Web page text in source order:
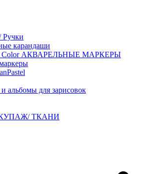
Ручки
карандаши
Color АКВАРЕЛЬНЫЕ МАРКЕРЫ
альбомы для зарисовок
ТКАНИ